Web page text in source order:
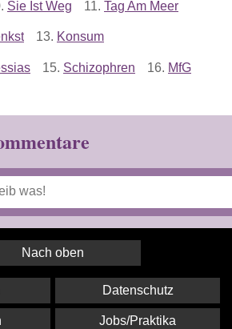
Sie Ist Weg 11. Tag Am Meer
13. Konsum
15. Schizophren 16. MfG
Nach oben
Datenschutz
Jobs/Praktika